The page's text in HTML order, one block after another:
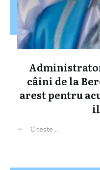
câini de la
arest pentru
Citeste ...